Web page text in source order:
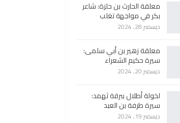
معلقة الحارث بن حلزة: شاعر
بكر في مواجهة تغلب
ديسمبر 28, 2024
معلقة زهير بن أبي سلمى:
سيرة حكيم الشعراء
ديسمبر 20, 2024
لخولة أطلال ببرقة ثهمد:
سيرة طرفة بن العبد
ديسمبر 19, 2024